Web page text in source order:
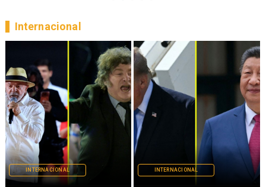
INTERNACIONAL INTERNACIONAL
Internacional